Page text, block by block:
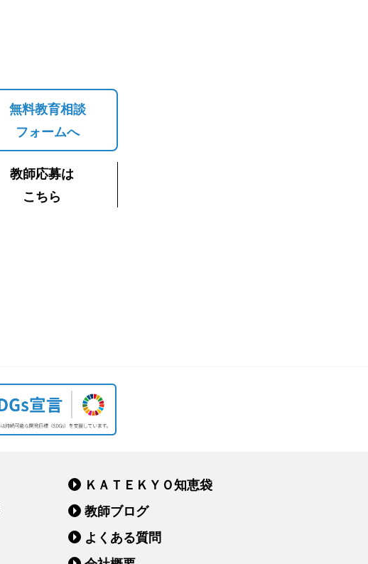
無料教育相談
フォームへ
教師応募は
こちら
ＫＡＴＥＫＹＯ知恵袋
教師ブログ
よくある質問